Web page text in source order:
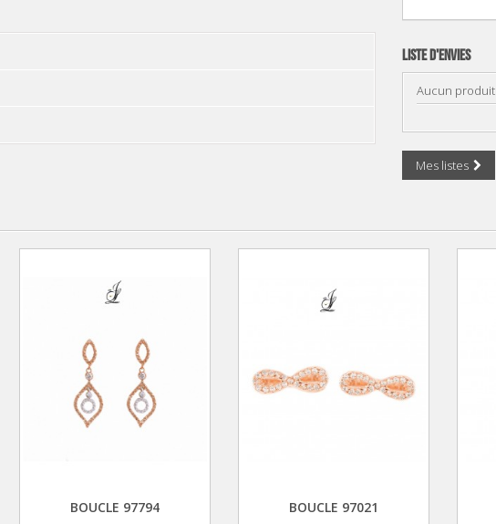
Liste d'envies
Aucun produit
Mes listes
BOUCLE 97794 BOUCLE 97021